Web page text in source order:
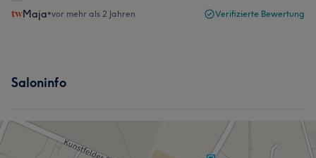
Maja•vor mehr als 2 Jahren Verifizierte Bewertung
Saloninfo